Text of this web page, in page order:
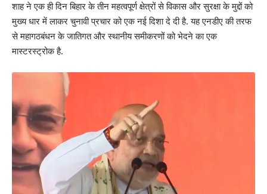
शाह ने एक ही दिन बिहार के तीन महत्वपूर्ण क्षेत्रों से विकास और सुरक्षा के मुद्दों को
मुख्य धार में लाकर चुनावी प्रचार को एक नई दिशा दे दी है. यह एनडीए की तरफ
से महागठबंधन के जातिगत और स्थानीय समीकरणों को भेदने का एक
मास्टरस्ट्रोक है.